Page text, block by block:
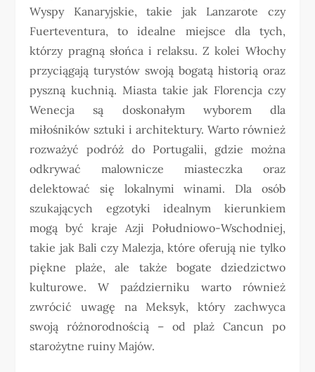
Wyspy Kanaryjskie, takie jak Lanzarote czy
Fuerteventura, to idealne miejsce dla tych,
którzy pragną słońca i relaksu. Z kolei Włochy
przyciągają turystów swoją bogatą historią oraz
pyszną kuchnią. Miasta takie jak Florencja czy
Wenecja są doskonałym wyborem dla
miłośników sztuki i architektury. Warto również
rozważyć podróż do Portugalii, gdzie można
odkrywać malownicze miasteczka oraz
delektować się lokalnymi winami. Dla osób
szukających egzotyki idealnym kierunkiem
mogą być kraje Azji Południowo-Wschodniej,
takie jak Bali czy Malezja, które oferują nie tylko
piękne plaże, ale także bogate dziedzictwo
kulturowe. W październiku warto również
zwrócić uwagę na Meksyk, który zachwyca
swoją różnorodnością – od plaż Cancun po
starożytne ruiny Majów.